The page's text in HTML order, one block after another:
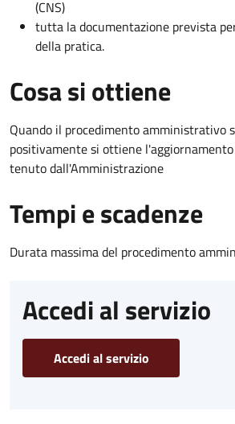
(CNS)
tutta la documentazione prevista
della pratica.
Cosa si ottiene
Quando il procedimento amministrativo
positivamente si ottiene
tenuto dall'Amministrazione
Tempi e scadenze
Durata massima del procedimento
Accedi al servizio
Accedi al servizio